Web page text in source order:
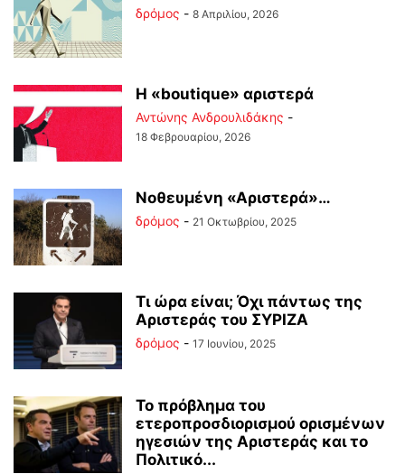
δρόμος - 8 Απριλίου, 2026
Η «boutique» αριστερά
Αντώνης Ανδρουλιδάκης -
18 Φεβρουαρίου, 2026
Νοθευμένη «Αριστερά»…
δρόμος - 21 Οκτωβρίου, 2025
Τι ώρα είναι; Όχι πάντως της
Αριστεράς του ΣΥΡΙΖΑ
δρόμος - 17 Ιουνίου, 2025
Το πρόβλημα του
ετεροπροσδιορισμού ορισμένων
ηγεσιών της Αριστεράς και το
Πολιτικό...